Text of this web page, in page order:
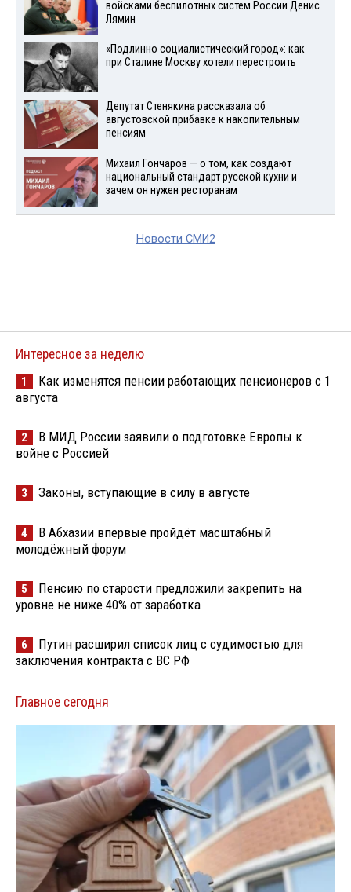
войсками беспилотных систем России Денис
Лямин
«Подлинно социалистический город»: как
при Сталине Москву хотели перестроить
Депутат Стенякина рассказала об
августовской прибавке к накопительным
пенсиям
Михаил Гончаров — о том, как создают
национальный стандарт русской кухни и
зачем он нужен ресторанам
Новости СМИ2
Интересное за неделю
1
Как изменятся пенсии работающих пенсионеров с 1
августа
2
В МИД России заявили о подготовке Европы к
войне с Россией
3 Законы, вступающие в силу в августе
4
В Абхазии впервые пройдёт масштабный
молодёжный форум
5
Пенсию по старости предложили закрепить на
уровне не ниже 40% от заработка
6
Путин расширил список лиц с судимостью для
заключения контракта с ВС РФ
Главное сегодня